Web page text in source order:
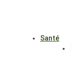
Santé